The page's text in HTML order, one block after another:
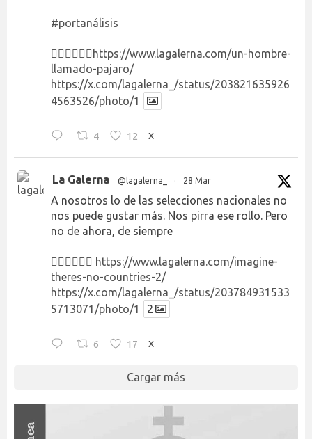
#portanálisis
👉🏻👉🏻👉🏻 https://www.lagalerna.com/un-hombre-
llamado-pajaro/
https://x.com/lagalerna_/status/203821635926
4563526/photo/1
4 12 X
La Galerna @lagalerna_ · 28 Mar
A nosotros lo de las selecciones nacionales no
nos puede gustar más. Nos pirra ese rollo. Pero
no de ahora, de siempre
👉🏻👉🏻👉🏻 https://www.lagalerna.com/imagine-
theres-no-countries-2/
https://x.com/lagalerna_/status/203784931533
5713071/photo/1
2
6 17 X
Cargar más